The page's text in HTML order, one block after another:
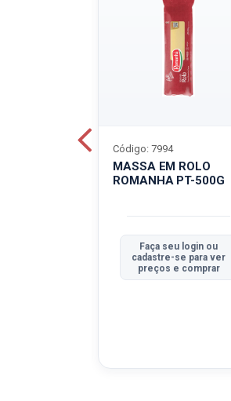
MASSA EM ROLO
ROMANHA PT-500G
Código: 7994
Faça seu login ou
cadastre-se para ver
preços e comprar